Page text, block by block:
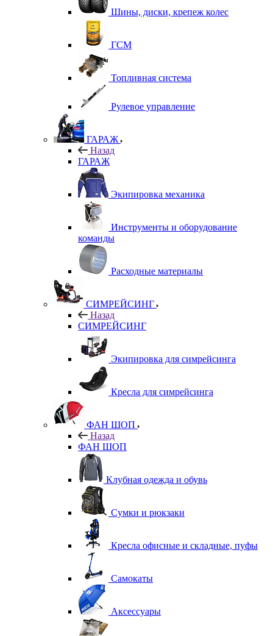
Шины, диски, крепеж колес
ГСМ
Топливная система
Рулевое управление
ГАРАЖ
Назад
ГАРАЖ
Экипировка механика
Инструменты и оборудование
команды
Расходные материалы
СИМРЕЙСИНГ
Назад
СИМРЕЙСИНГ
Экипировка для симрейсинга
Кресла для симрейсинга
ФАН ШОП
Назад
ФАН ШОП
Клубная одежда и обувь
Сумки и рюкзаки
Кресла офисные и складные, пуфы
Самокаты
Аксессуары